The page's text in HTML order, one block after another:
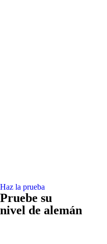
Haz la prueba
Pruebe su
nivel de alemán